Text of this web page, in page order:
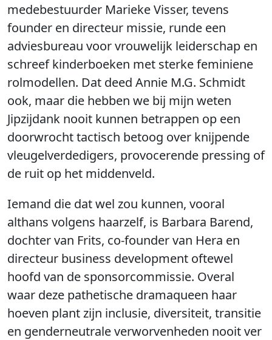
medebestuurder Marieke Visser, tevens
founder en directeur missie, runde een
adviesbureau voor vrouwelijk leiderschap en
schreef kinderboeken met sterke feminiene
rolmodellen. Dat deed Annie M.G. Schmidt
ook, maar die hebben we bij mijn weten
Jipzijdank nooit kunnen betrappen op een
doorwrocht tactisch betoog over knijpende
vleugelverdedigers, provocerende pressing of
de ruit op het middenveld.
Iemand die dat wel zou kunnen, vooral
althans volgens haarzelf, is Barbara Barend,
dochter van Frits, co-founder van Hera en
directeur business development oftewel
hoofd van de sponsorcommissie. Overal
waar deze pathetische dramaqueen haar
hoeven plant zijn inclusie, diversiteit, transitie
en genderneutrale verworvenheden nooit ver